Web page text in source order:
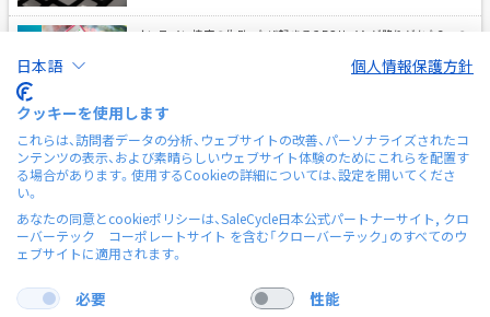
オンライン接客の失敗、なぜ起きる？ECサイトが陥りがちな3つの
ライブ配信中、ツールを何個も開いていませんか？Shopliveの『配
信コンソール』による一元管理を解説 | Shopliveブログ
る高画質の4つの役割 | Shopliveブログ
日本語 個人情報保護方針
クッキーを使用します
これらは、訪問者データの分析、ウェブサイトの改善、パーソナライズされたコ
ンテンツの表示、および素晴らしいウェブサイト体験のためにこれらを配置す
る場合があります。使用するCookieの詳細については、設定を開いてくださ
い。
あなたの同意とcookieポリシーは、SaleCycle日本公式パートナーサイト, クロ
ーバーテック コーポレートサイト を含む「クローバーテック」のすべてのウ
ェブサイトに適用されます。
必要 性能